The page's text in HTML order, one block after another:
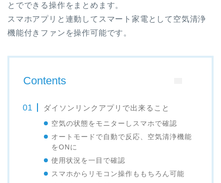
とでできる操作をまとめます。
スマホアプリと連動してスマート家電として空気清浄
機能付きファンを操作可能です。
Contents
ダイソンリンクアプリで出来ること
空気の状態をモニターしスマホで確認
オートモードで自動で反応、空気清浄機能
をONに
使用状況を一目で確認
スマホからリモコン操作ももちろん可能